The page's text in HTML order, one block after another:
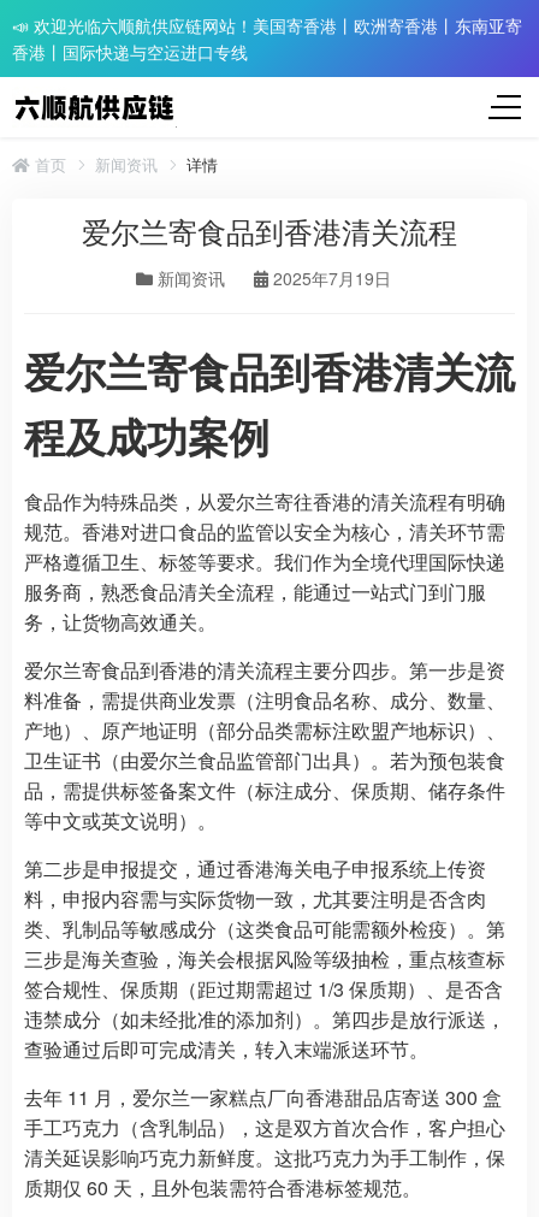
📣 欢迎光临六顺航供应链网站！美国寄香港丨欧洲寄香港丨东南亚寄
香港丨国际快递与空运进口专线
首页 新闻资讯 详情
爱尔兰寄食品到香港清关流程
新闻资讯 2025年7月19日
爱尔兰寄食品到香港清关流
程及成功案例
食品作为特殊品类，从爱尔兰寄往香港的清关流程有明确
规范。香港对进口食品的监管以安全为核心，清关环节需
严格遵循卫生、标签等要求。我们作为全境代理国际快递
服务商，熟悉食品清关全流程，能通过一站式门到门服
务，让货物高效通关。
爱尔兰寄食品到香港的清关流程主要分四步。第一步是资
料准备，需提供商业发票（注明食品名称、成分、数量、
产地）、原产地证明（部分品类需标注欧盟产地标识）、
卫生证书（由爱尔兰食品监管部门出具）。若为预包装食
品，需提供标签备案文件（标注成分、保质期、储存条件
等中文或英文说明）。
第二步是申报提交，通过香港海关电子申报系统上传资
料，申报内容需与实际货物一致，尤其要注明是否含肉
类、乳制品等敏感成分（这类食品可能需额外检疫）。第
三步是海关查验，海关会根据风险等级抽检，重点核查标
签合规性、保质期（距过期需超过 1/3 保质期）、是否含
违禁成分（如未经批准的添加剂）。第四步是放行派送，
查验通过后即可完成清关，转入末端派送环节。
去年 11 月，爱尔兰一家糕点厂向香港甜品店寄送 300 盒
手工巧克力（含乳制品），这是双方首次合作，客户担心
清关延误影响巧克力新鲜度。这批巧克力为手工制作，保
质期仅 60 天，且外包装需符合香港标签规范。